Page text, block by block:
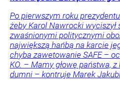
Po pierwszym roku
żeby Karol Nawrocki
zwaśnionymi politycznymi
największą hańbą na karcie
chyba zawetowanie SAFE –
KO. – Mamy głowę państwa,
dumni – kontruje Marek